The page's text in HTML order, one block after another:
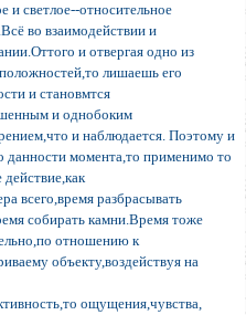
и светлое--относительное
во взаимодействии и
и отвергая одно из
лишаешь его
и становмтся
и однобоким
и наблюдается. Поэтому и
данности момента,то применимо то
действие,как
всего,время разбрасывать
собирать камни.Время тоже
отношению к
объекту,воздействуя на
ощущения,чувства,